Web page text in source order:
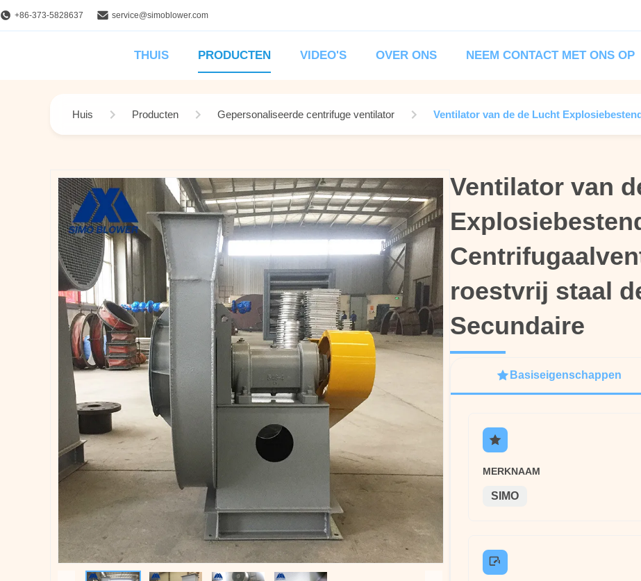
+86-373-5828637 service@simoblower.com
THUIS PRODUCTEN VIDEO'S OVER ONS NEEM CONTACT MET ONS OP
Huis Producten Gepersonaliseerde centrifuge ventilator Ventilator van de de Lucht
Ventilator van
roestvrij staal
Secundaire
Ventilator van
roestvrij staal
Secundaire
Basiseigenschappen
MERKNAAM
SIMO